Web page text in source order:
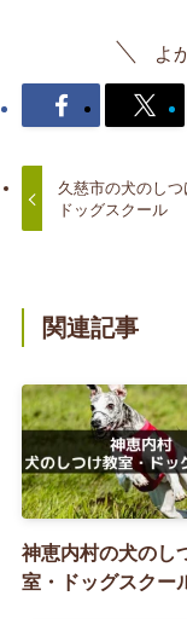
よ
久慈市の犬のしつ
ドッグスクール
関連記事
神恵内村の犬のし
室・ドッグスクー